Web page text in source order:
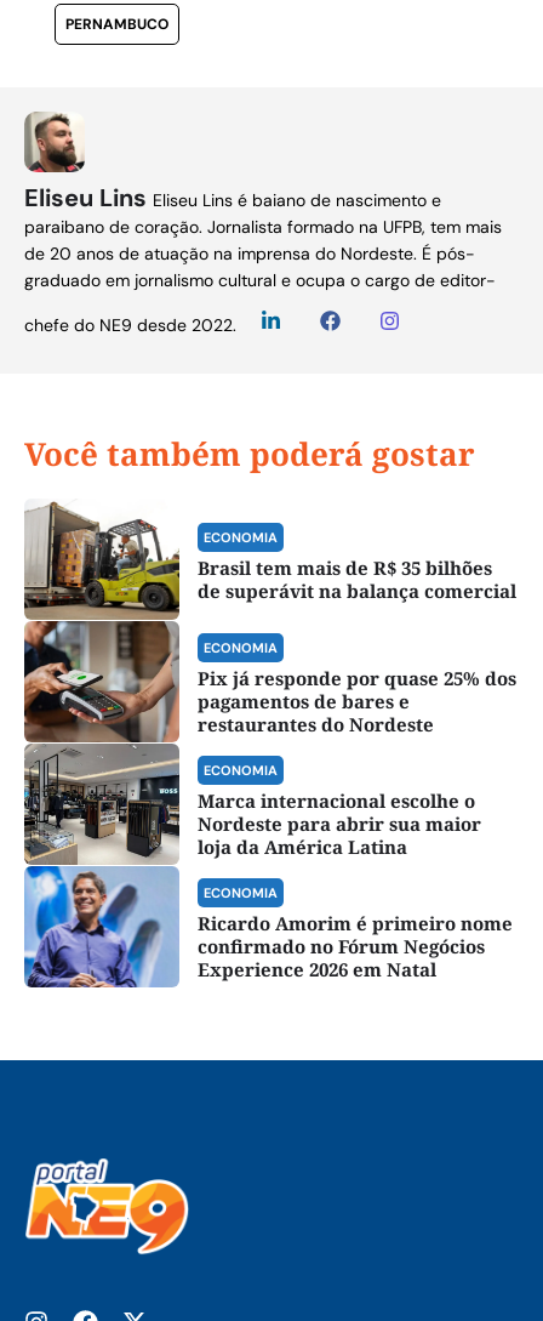
PERNAMBUCO
Eliseu Lins Eliseu Lins é baiano de nascimento e
paraibano de coração. Jornalista formado na UFPB, tem mais
de 20 anos de atuação na imprensa do Nordeste. É pós-
graduado em jornalismo cultural e ocupa o cargo de editor-
chefe do NE9 desde 2022.
Você também poderá gostar
ECONOMIA
Brasil tem mais de R$ 35 bilhões
de superávit na balança comercial
ECONOMIA
Pix já responde por quase 25% dos
pagamentos de bares e
restaurantes do Nordeste
ECONOMIA
Marca internacional escolhe o
Nordeste para abrir sua maior
loja da América Latina
ECONOMIA
Ricardo Amorim é primeiro nome
confirmado no Fórum Negócios
Experience 2026 em Natal